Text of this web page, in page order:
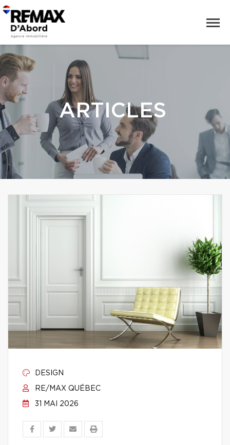
ARTICLES
DESIGN
RE/MAX QUÉBEC
31 MAI 2026